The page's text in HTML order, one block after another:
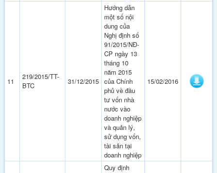
11
219/2015/TT-
BTC
31/12/2015
Hướng dẫn
một số nội
dung của
Nghị định số
91/2015/NĐ-
CP ngày 13
tháng 10
năm 2015
của Chính
phủ về đầu
tư vốn nhà
nước vào
doanh nghiệp
và quản lý,
sử dụng vốn,
tài sản tại
doanh nghiệp
15/02/2016
Quy định